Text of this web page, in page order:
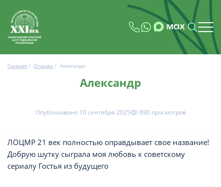
Главная / Отзывы / Александр
Александр
Опубликовано 10 сентября 2025 890 просмотров
ЛОЦМР 21 век полностью оправдывает свое название!
Добрую шутку сыграла моя любовь к советскому
сериалу Гостья из будущего